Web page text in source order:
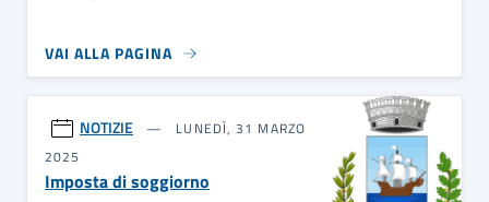
VAI ALLA PAGINA
NOTIZIE
LUNEDÌ, 31 MARZO
2025
Imposta di soggiorno